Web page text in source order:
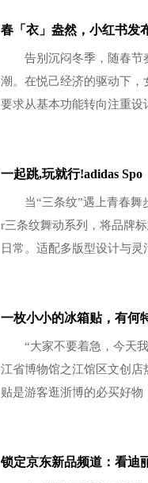
春「衣」盎然，小红书发
告别沉闷冬季，随春节
潮。在悦己经济的驱动下
要求从基本功能转向注重
一起跳,玩就行!adidas Spo
当“三条纹”遇上青春舞步
r三条纹舞动系列，将品牌
日常。适配多版型设计与
一枚小小的冰箱贴，有何
“大家不要着急，今天我
江省博物馆之江馆区文创店
贴是游客逛浙博的必买好
锁定京东新品频道：看迪